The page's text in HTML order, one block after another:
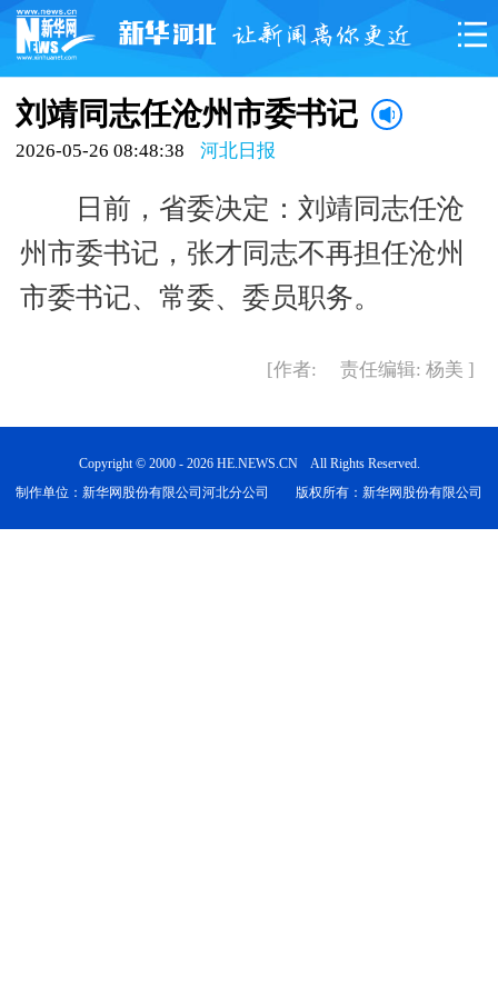
刘靖同志任沧州市委书记
2026-05-26 08:48:38 河北日报
日前，省委决定：刘靖同志任沧
州市委书记，张才同志不再担任沧州
市委书记、常委、委员职务。
[作者: 责任编辑: 杨美 ]
Copyright © 2000 - 2026 HE.NEWS.CN All Rights Reserved.
制作单位：新华网股份有限公司河北分公司 版权所有：新华网股份有限公司